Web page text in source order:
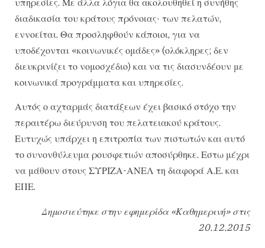
διαδικασία του κράτους πρόνοιας· των πελατών,
εννοείται. Θα προσληφθούν κάποιοι, για να
υποδέχονται «κοινωνικές ομάδες» (ολόκληρες; δεν
διευκρινίζει το νομοσχέδιο) και να τις διασυνδέουν με
κοινωνικά προγράμματα και υπηρεσίες.
Αυτός ο αχταρμάς διατάξεων έχει βασικό στόχο την
περαιτέρω διεύρυνση του πελατειακού κράτους.
Ευτυχώς υπάρχει η επιτροπία των πιστωτών και αυτό
το συνονθύλευμα ρουσφετιών αποσύρθηκε. Εστω μέχρι
να μάθουν στους ΣΥΡΙΖΑ-ΑΝΕΛ τη διαφορά Α.Ε. και
ΕΠΕ.
Δημοσιεύτηκε στην εφημερίδα «Καθημερινή» στις
20.12.2015